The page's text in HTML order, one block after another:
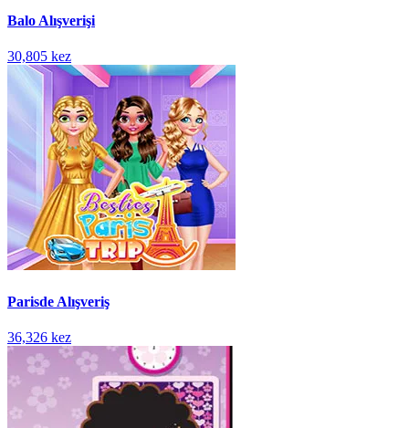
Balo Alışverişi
30,805 kez
Parisde Alışveriş
36,326 kez